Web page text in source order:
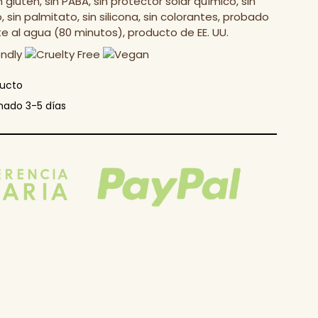
sin palmitato, sin silicona, sin colorantes, probado
agua (80 minutos), producto de EE. UU.
3-5 días